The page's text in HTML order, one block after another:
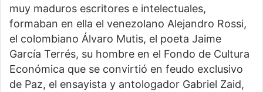
muy maduros escritores e intelectuales,
formaban en ella el venezolano Alejandro Rossi,
el colombiano Álvaro Mutis, el poeta Jaime
García Terrés, su hombre en el Fondo de Cultura
Económica que se convirtió en feudo exclusivo
de Paz, el ensayista y antologador Gabriel Zaid,